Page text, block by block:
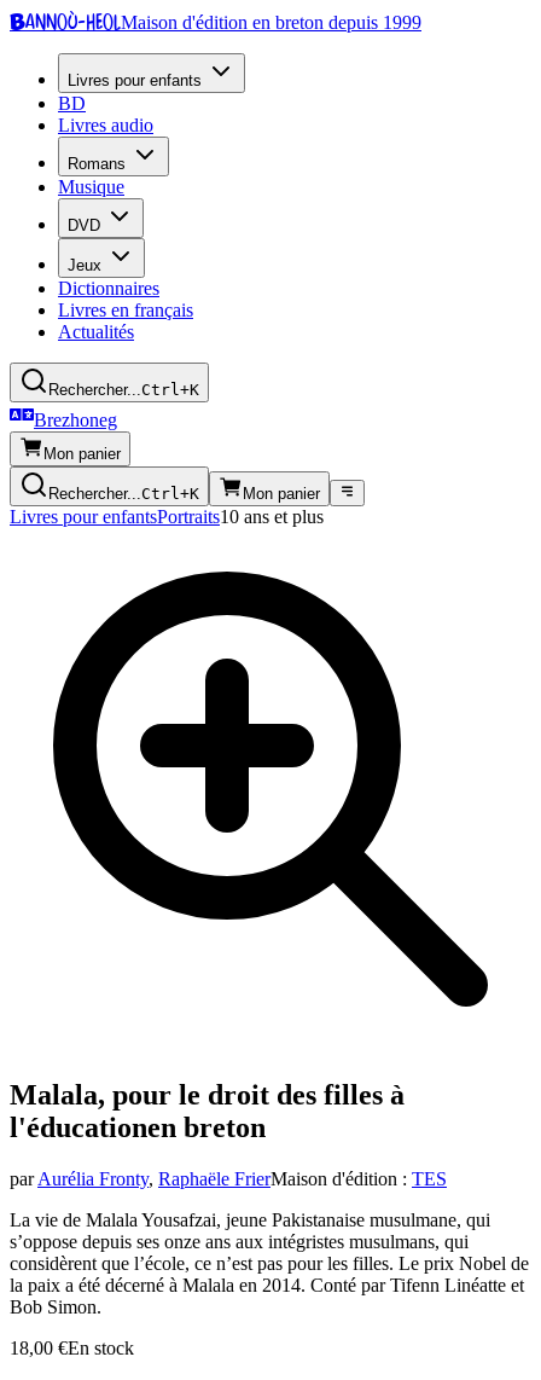
Bannoù-heolMaison d'édition en breton depuis 1999
Livres pour enfants
BD
Livres audio
Romans
Musique
DVD
Jeux
Dictionnaires
Livres en français
Actualités
Rechercher...Ctrl+K
Brezhoneg
Mon panier
Rechercher...Ctrl+K Mon panier
Livres pour enfantsPortraits10 ans et plus
Malala, pour le droit des filles à
l'éducationen breton
par Aurélia Fronty, Raphaële FrierMaison d'édition : TES
La vie de Malala Yousafzai, jeune Pakistanaise musulmane, qui
s’oppose depuis ses onze ans aux intégristes musulmans, qui
considèrent que l’école, ce n’est pas pour les filles. Le prix Nobel de
la paix a été décerné à Malala en 2014. Conté par Tifenn Linéatte et
Bob Simon.
18,00 €En stock